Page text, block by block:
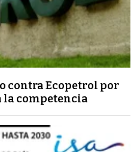
contra Ecopetrol por
competencia